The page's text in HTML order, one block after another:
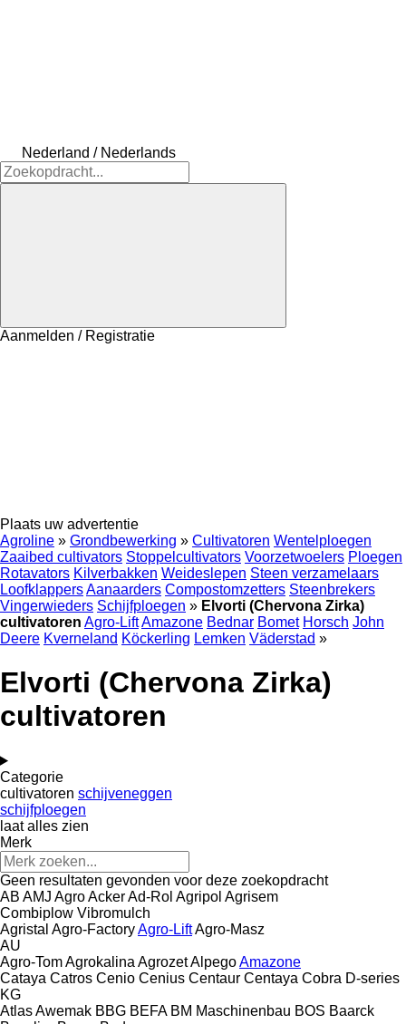
Nederland / Nederlands
Aanmelden / Registratie
Plaats uw advertentie
Agroline » Grondbewerking » Cultivatoren Wentelploegen
Zaaibed cultivators Stoppelcultivators Voorzetwoelers Ploegen
Rotavators Kilverbakken Weideslepen Steen verzamelaars
LoofklappersAanaarders Compostomzetters Steenbrekers
Vingerwieders Schijfploegen » Elvorti (Chervona Zirka)
cultivatoren Agro-LiftAmazone Bednar Bomet Horsch John
Deere Kverneland Köckerling Lemken Väderstad »
Elvorti (Chervona Zirka)
cultivatoren
Categorie
cultivatoren schijveneggen
schijfploegen
laat alles zien
Merk
Geen resultaten gevonden voor deze zoekopdracht
AB AMJ AgroAckerAd-Rol Agripol Agrisem
Combiplow Vibromulch
Agristal Agro-FactoryAgro-LiftAgro-Masz
AU
Agro-TomAgrokalina AgrozetAlpegoAmazone
Cataya Catros Cenio Cenius Centaur Centaya Cobra D-series
KG
AtlasAwemak BBG BEFA BM Maschinenbau BOS Baarck